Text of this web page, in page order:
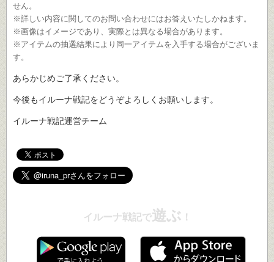
せん。
※詳しい内容に関してのお問い合わせにはお答えいたしかねます。
※画像はイメージであり、実際とは異なる場合があります。
※アイテムの抽選結果により同一アイテムを入手する場合がございま
す。
あらかじめご了承ください。
今後もイルーナ戦記をどうぞよろしくお願いします。
イルーナ戦記運営チーム
イルーナ戦記で遊ぶ ！